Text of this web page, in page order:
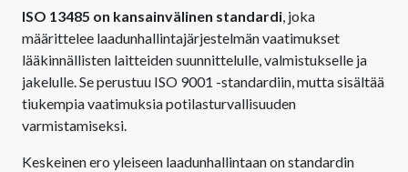
ISO 13485 on kansainvälinen standardi, joka
määrittelee laadunhallintajärjestelmän vaatimukset
lääkinnällisten laitteiden suunnittelulle, valmistukselle ja
jakelulle. Se perustuu ISO 9001 -standardiin, mutta sisältää
tiukempia vaatimuksia potilasturvallisuuden
varmistamiseksi.
Keskeinen ero yleiseen laadunhallintaan on standardin